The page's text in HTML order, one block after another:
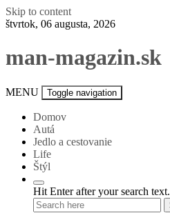
Skip to content
štvrtok, 06 augusta, 2026
man-magazin.sk
MENU Toggle navigation
Domov
Autá
Jedlo a cestovanie
Life
Štýl
Hit Enter after your search text.